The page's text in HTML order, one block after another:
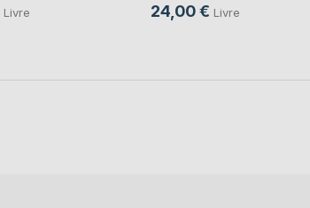
Livre 24,00 € Livre